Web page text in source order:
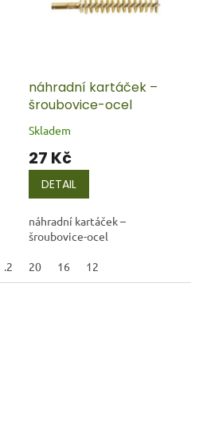
.22LR 6,35 7,65
náhradní kartáček –
šroubovice-ocel
Skladem
27 Kč
DETAIL
náhradní kartáček –
šroubovice-ocel
20 16 12